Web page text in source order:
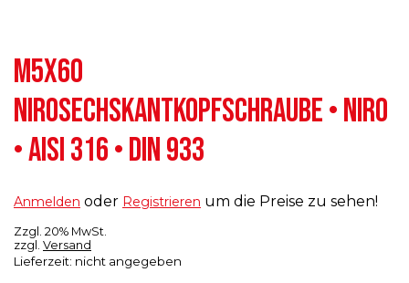
M5X60
NIROSECHSKANTKOPFSCHRAUBE • NIRO
• AISI 316 • DIN 933
Anmelden oder Registrieren um die Preise zu sehen!
Zzgl. 20% MwSt.
zzgl. Versand
Lieferzeit: nicht angegeben